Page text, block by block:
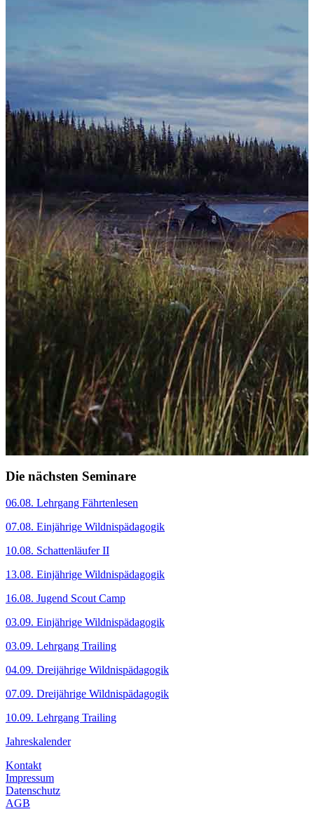
Die nächsten Seminare
06.08. Lehrgang Fährtenlesen
07.08. Einjährige Wildnispädagogik
10.08. Schattenläufer II
13.08. Einjährige Wildnispädagogik
16.08. Jugend Scout Camp
03.09. Einjährige Wildnispädagogik
03.09. Lehrgang Trailing
04.09. Dreijährige Wildnispädagogik
07.09. Dreijährige Wildnispädagogik
10.09. Lehrgang Trailing
Jahreskalender
Kontakt
Impressum
Datenschutz
AGB